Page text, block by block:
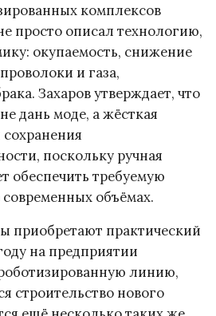
комплексов
просто описал технологию,
окупаемость, снижение
и газа,
Захаров утверждает, что
дань моде, а жёсткая
поскольку ручная
обеспечить требуемую
объёмах.
приобретают практический
на предприятии
линию,
строительство нового